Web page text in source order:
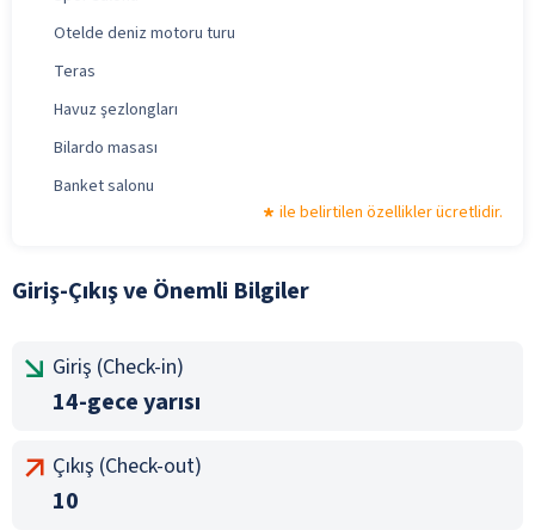
Otelde deniz motoru turu
Teras
Havuz şezlongları
Bilardo masası
Banket salonu
ile belirtilen özellikler ücretlidir.
Giriş-Çıkış ve Önemli Bilgiler
Giriş (Check-in)
14-gece yarısı
Çıkış (Check-out)
10